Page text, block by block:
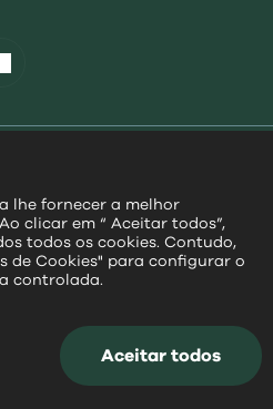
lhe fornecer a melhor
clicar em “ Aceitar todos”,
todos os cookies. Contudo,
de Cookies" para configurar o
controlada.
Aceitar todos
Privacidade
do Site